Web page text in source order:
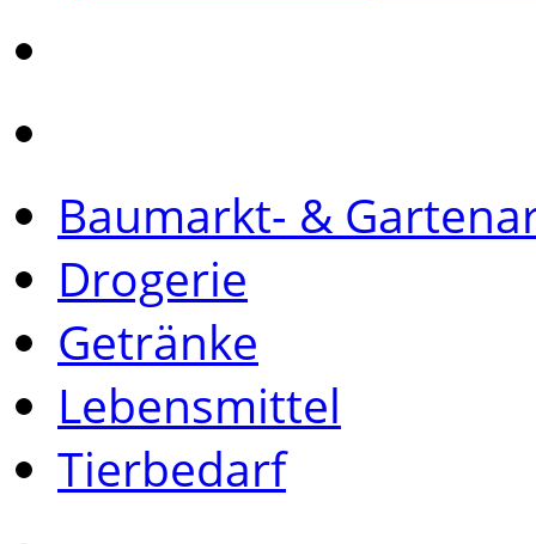
Baumarkt- &
Drogerie
Getränke
Lebensmittel
Tierbedarf